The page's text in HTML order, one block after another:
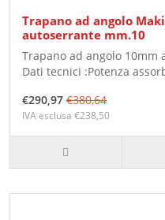
Trapano ad angolo
autoserrante mm.10
Trapano ad angolo 10mm
Dati tecnici :Potenza
€290,97 €380,64
IVA esclusa €238,50